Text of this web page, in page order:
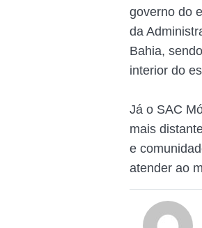
governo do
da
Bahia,
interior do
Já o SAC
mais
e
atender ao